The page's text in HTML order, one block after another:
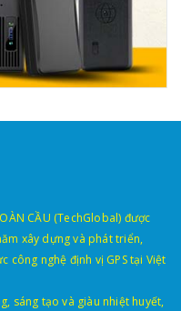
CẦU (TechGlobal) được
xây dựng và phát triển,
công nghệ định vị GPS tại Việt
sáng tạo và giàu nhiệt huyết,